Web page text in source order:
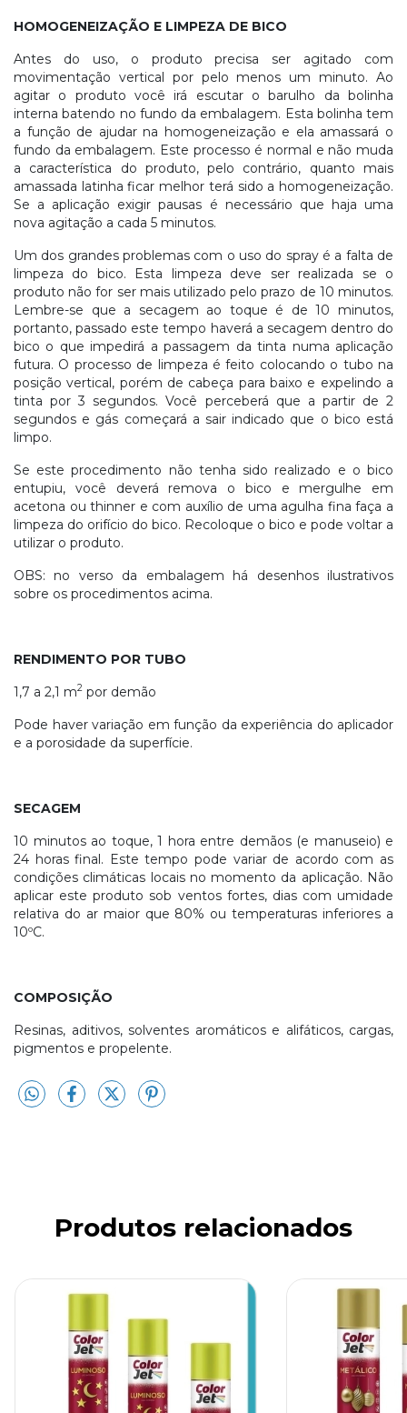
HOMOGENEIZAÇÃO E LIMPEZA DE BICO
Antes do uso, o produto precisa ser agitado com
movimentação vertical por pelo menos um minuto. Ao
agitar o produto você irá escutar o barulho da bolinha
interna batendo no fundo da embalagem. Esta bolinha tem
a função de ajudar na homogeneização e ela amassará o
fundo da embalagem. Este processo é normal e não muda
a característica do produto, pelo contrário, quanto mais
amassada latinha ficar melhor terá sido a homogeneização.
Se a aplicação exigir pausas é necessário que haja uma
nova agitação a cada 5 minutos.
Um dos grandes problemas com o uso do spray é a falta de
limpeza do bico. Esta limpeza deve ser realizada se o
produto não for ser mais utilizado pelo prazo de 10 minutos.
Lembre-se que a secagem ao toque é de 10 minutos,
portanto, passado este tempo haverá a secagem dentro do
bico o que impedirá a passagem da tinta numa aplicação
futura. O processo de limpeza é feito colocando o tubo na
posição vertical, porém de cabeça para baixo e expelindo a
tinta por 3 segundos. Você perceberá que a partir de 2
segundos e gás começará a sair indicado que o bico está
limpo.
Se este procedimento não tenha sido realizado e o bico
entupiu, você deverá remova o bico e mergulhe em
acetona ou thinner e com auxílio de uma agulha fina faça a
limpeza do orifício do bico. Recoloque o bico e pode voltar a
utilizar o produto.
OBS: no verso da embalagem há desenhos ilustrativos
sobre os procedimentos acima.
RENDIMENTO POR TUBO
1,7 a 2,1 m2 por demão
Pode haver variação em função da experiência do aplicador
e a porosidade da superfície.
SECAGEM
10 minutos ao toque, 1 hora entre demãos (e manuseio) e
24 horas final. Este tempo pode variar de acordo com as
condições climáticas locais no momento da aplicação. Não
aplicar este produto sob ventos fortes, dias com umidade
relativa do ar maior que 80% ou temperaturas inferiores a
10ºC.
COMPOSIÇÃO
Resinas, aditivos, solventes aromáticos e alifáticos, cargas,
pigmentos e propelente.
Produtos relacionados